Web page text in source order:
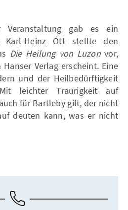
Veranstaltung gab es ein
Karl-Heinz Ott stellte den
Die Heilung von Luzonvor,
Verlag erscheint. Eine
und der Heilbedürftigkeit
leichter Traurigkeit auf
für Bartleby gilt, der nicht
deuten kann, was er nicht